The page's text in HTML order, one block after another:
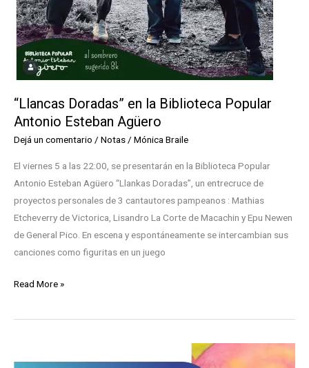
“Llancas Doradas” en la Biblioteca Popular
Antonio Esteban Agüero
Dejá un comentario / Notas / Mónica Braile
El viernes 5 a las 22:00, se presentarán en la Biblioteca Popular
Antonio Esteban Agüero “Llankas Doradas”, un entrecruce de
proyectos personales de 3 cantautores pampeanos : Mathias
Etcheverry de Victorica, Lisandro La Corte de Macachin y Epu Newen
de General Pico. En escena y espontáneamente se intercambian sus
canciones como figuritas en un juego
“Llancas
en
Read More »